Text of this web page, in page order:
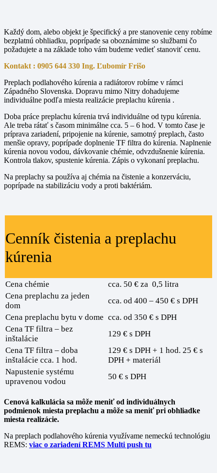
Každý dom, alebo objekt je špecifický a pre stanovenie ceny robíme
bezplatnú obhliadku, poprípade sa oboznámime so službami čo
požadujete a na základe toho vám budeme vedieť stanoviť cenu.
Kontakt : 0905 644 330 Ing. Ľubomír Frišo
Preplach podlahového kúrenia a radiátorov robíme v rámci
Západného Slovenska. Dopravu mimo Nitry dohadujeme
individuálne podľa miesta realizácie preplachu kúrenia .
Doba práce preplachu kúrenia trvá individuálne od typu kúrenia.
Ale treba rátať s časom minimálne cca. 5 – 6 hod. V tomto čase je
príprava zariadení, pripojenie na kúrenie, samotný preplach, často
menšie opravy, poprípade doplnenie TF filtra do kúrenia. Naplnenie
kúrenia novou vodou, dávkovanie chémie, odvzdušnenie kúrenia.
Kontrola tlakov, spustenie kúrenia. Zápis o vykonaní preplachu.
Na preplachy sa používa aj chémia na čistenie a konzerváciu,
poprípade na stabilizáciu vody a proti baktériám.
Cenník čistenia a preplachu
kúrenia
Cena chémie
cca. 50 € za 0,5 litra
Cena preplachu za jeden
dom
cca. od 400 – 450 € s DPH
Cena preplachu bytu v dome cca. od 350 € s DPH
Cena TF filtra – bez
inštalácie
129 € s DPH
Cena TF filtra – doba
inštalácie cca. 1 hod.
129 € s DPH + 1 hod. 25 € s
DPH + materiál
Napustenie systému
upravenou vodou
50 € s DPH
Cenová kalkulácia sa môže meniť od individuálnych
podmienok miesta preplachu a môže sa meniť pri obhliadke
miesta realizácie.
Na preplach podlahového kúrenia využívame nemeckú technológiu
REMS: viac o zariadení REMS Multi push tu